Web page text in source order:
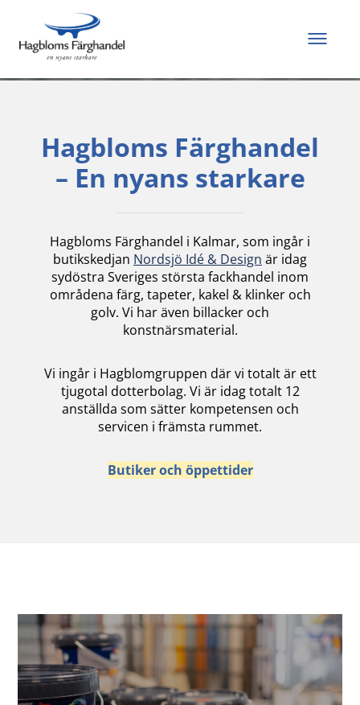
Allt du behöver för
att måla och renovera
Hagbloms Färghandel
– En nyans starkare
Hagbloms Färghandel i Kalmar, som ingår i
butikskedjan Nordsjö Idé & Design är idag
sydöstra Sveriges största fackhandel inom
områdena färg, tapeter, kakel & klinker och
golv. Vi har även billacker och
konstnärsmaterial.
Vi ingår i Hagblomgruppen där vi totalt är ett
tjugotal dotterbolag. Vi är idag totalt 12
anställda som sätter kompetensen och
servicen i främsta rummet.
Butiker och öppettider